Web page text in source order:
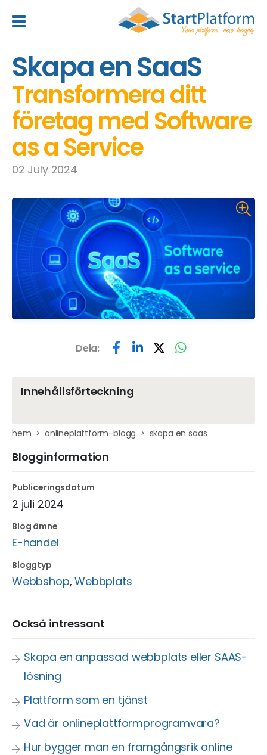
Skapa en SaaS
Transformera ditt
företag med Software
as a Service
02 July 2024
Dela:
Innehållsförteckning
hem onlineplattform-blogg skapa en saas
Blogginformation
Publiceringsdatum
2 juli 2024
Blog ämne
E-handel
Bloggtyp
Webbshop,Webbplats
Också intressant
Skapa en anpassad webbplats eller SAAS-
lösning
Plattform som en tjänst
Vad är onlineplattformprogramvara?
Hur bygger man en framgångsrik online
header_toggle_navigation